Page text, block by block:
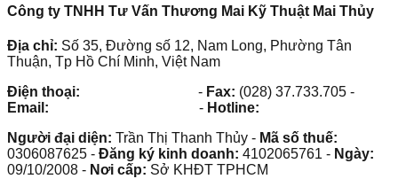
Công ty TNHH Tư Vấn Thương Mai Kỹ Thuật Mai Thủy
Địa chỉ: Số 35, Đường số 12, Nam Long, Phường Tân
Thuận, Tp Hồ Chí Minh, Việt Nam
Điện thoại:
- Fax: (028) 37.733.705 -
Email:
- Hotline:
Người đại diện: Trần Thị Thanh Thủy - Mã số thuế:
0306087625 - Đăng ký kinh doanh: 4102065761 - Ngày:
09/10/2008 - Nơi cấp: Sở KHĐT TPHCM